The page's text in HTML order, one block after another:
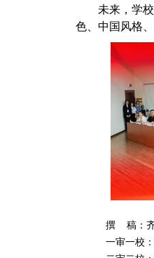
未来，学校
色、中国风格
撰 稿：
一审一校：